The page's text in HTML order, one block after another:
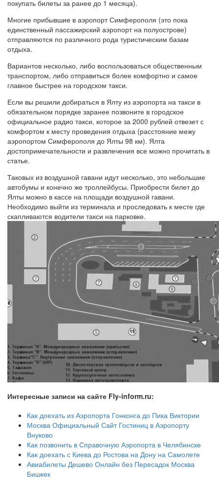
покупать билеты за ранее до 1 месяца).
Многие прибывшие в аэропорт Симферополя (это пока
единственный пассажирский аэропорт на полуострове)
отправляются по различного рода туристическим базам
отдыха.
Вариантов несколько, либо воспользоваться общественным
транспортом, либо отправиться более комфортно и самое
главное быстрее на городском такси.
Если вы решили добираться в Ялту из аэропорта на такси в
обязательном порядке заранее позвоните в городское
официальное радио такси, которое за 2000 рублей отвезет с
комфортом к месту проведения отдыха (расстояние межу
аэропортом Симферополя до Ялты 98 км). Ялта
достопримечательности и развлечения все можно прочитать в
статье.
Таковых из воздушной гавани идут несколько, это небольшие
автобумы и конечно же троллейбусы. Приобрести билет до
Ялты можно в кассе на площади воздушной гавани.
Необходимо выйти из терминала и проследовать к месте где
скапливаются водители такси на парковке.
Интересные записи на сайте Fly-inform.ru:
Как доехать из Аэропорта Гонконга до Пика Виктории
Москва Официальный Сайт Гостиниц в Аэропорту
Внуково
Как позвонить в Справочную Аэропорта в Челябинске
Как доехать с Киева до Ростова на Дону на Самолете
Авиабилеты Дешево Онлайн без Пересадок Москва
Бишкек